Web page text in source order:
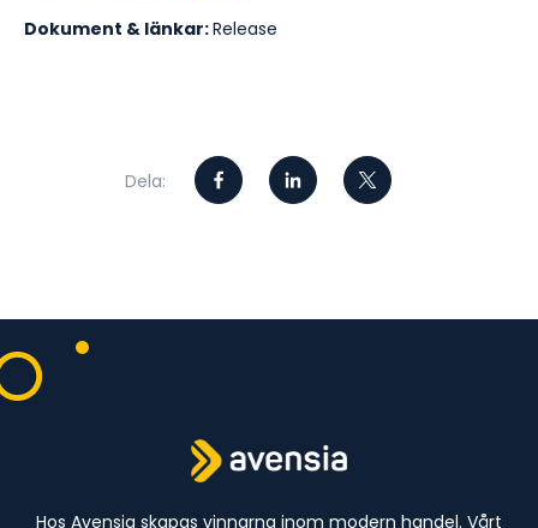
Dokument & länkar:Release
Dela:
Hos Avensia skapas vinnarna inom modern handel. Vårt